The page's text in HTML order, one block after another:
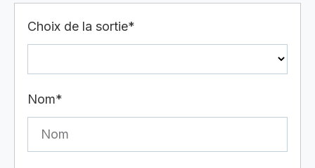
Choix de la sortie*
Nom*